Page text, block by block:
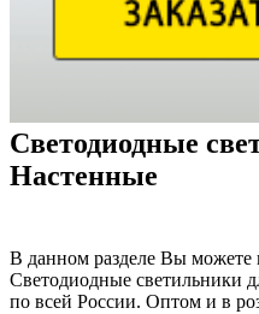
Светодиодные
Настенные
В данном разделе Вы можете
Светодиодные светильники
по всей России. Оптом и в